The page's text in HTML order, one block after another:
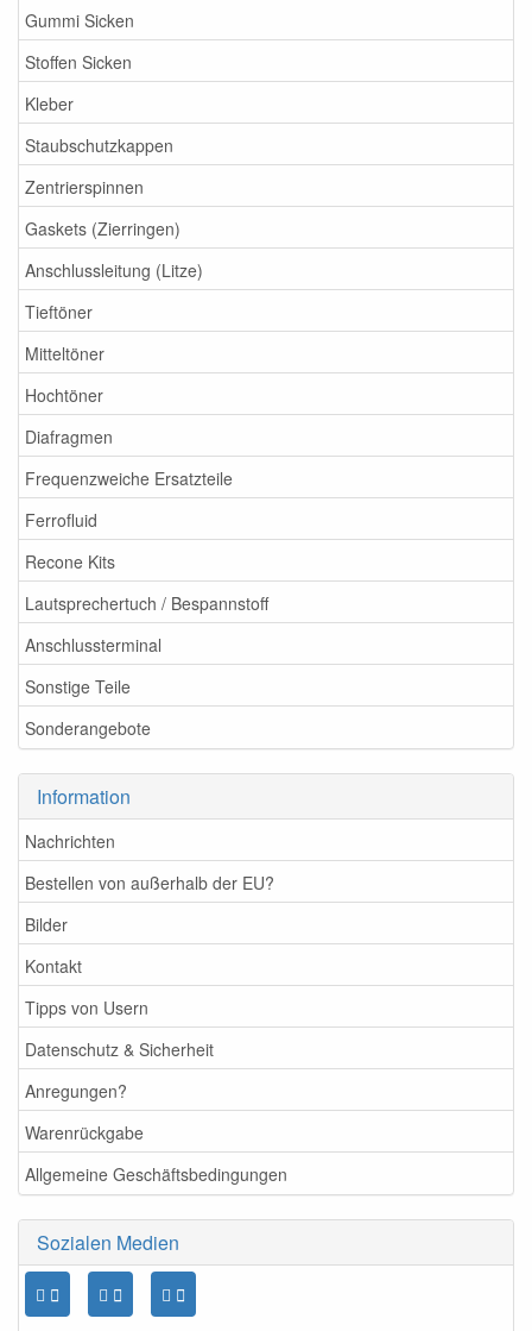
Gummi Sicken
Stoffen Sicken
Kleber
Staubschutzkappen
Zentrierspinnen
Gaskets (Zierringen)
Anschlussleitung (Litze)
Tieftöner
Mitteltöner
Hochtöner
Diafragmen
Frequenzweiche Ersatzteile
Ferrofluid
Recone Kits
Lautsprechertuch / Bespannstoff
Anschlussterminal
Sonstige Teile
Sonderangebote
Information
Nachrichten
Bestellen von außerhalb der EU?
Bilder
Kontakt
Tipps von Usern
Datenschutz & Sicherheit
Anregungen?
Warenrückgabe
Allgemeine Geschäftsbedingungen
Sozialen Medien